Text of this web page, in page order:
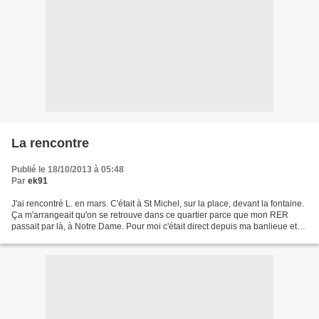
La rencontre
Publié le 18/10/2013 à 05:48
Par ek91
J'ai rencontré L. en mars. C'était à St Michel, sur la place, devant la fontaine.
Ça m'arrangeait qu'on se retrouve dans ce quartier parce que mon RER
passait par là, à Notre Dame. Pour moi c'était direct depuis ma banlieue et